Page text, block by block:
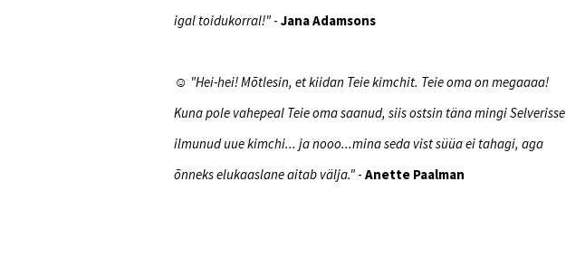
igal toidukorral!" - Jana Adamsons
☺ "Hei-hei! Mõtlesin, et kiidan Teie kimchit. Teie oma on megaaaa!
Kuna pole vahepeal Teie oma saanud, siis ostsin täna mingi Selverisse
ilmunud uue kimchi... ja nooo...mina seda vist süüa ei tahagi, aga
õnneks elukaaslane aitab välja." - Anette Paalman